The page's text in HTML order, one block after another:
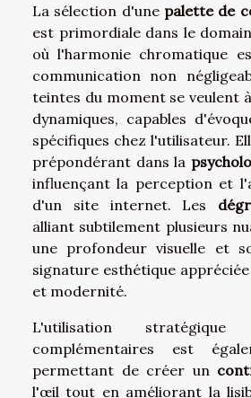
La sélection d'une palette de
est primordiale dans le
où l'harmonie chromatique
communication non
teintes du moment se veulent
dynamiques, capables
spécifiques chez l'utilisateur.
prépondérant dans la
influençant la perception et
d'un site internet. Les
alliant subtilement plusieurs
une profondeur visuelle et
signature esthétique
et modernité.
L'utilisation
complémentaires est
permettant de créer un
l'œil tout en améliorant la